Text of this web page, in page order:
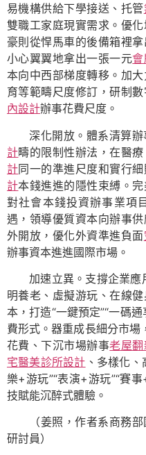
易機構供給下學接送、托管
雙職工家庭現實需求。優
豪則從悍馬車的後備箱裡
小心翼翼地拿出一張一元
本向中西部梯度轉移。加
育等範疇尺度修訂，研制
內設計辦事花費尺度。
深化開放。體系清算
計疇的限制性辦法，在醫
計同一的準進尺度和實行
計本錢進進的隱性束縛。
對社會本錢投資辦事業項
遇，領導優質資本向辦事
外開放，優化外資準進負面
辦事資本進進國際市場。
加速立異。支撐企業
明養老、虛擬游玩、在線
本，打造“一鍵預定”“一碼
費形式。器重成長細分市
花費、下沉市場辦事老屋翻
宅醫美診所設計 、多樣化、
樂+游玩”“表演+游玩”“賽
技賦能沉醉式體驗。
（姜照，作者系商務
研討員）